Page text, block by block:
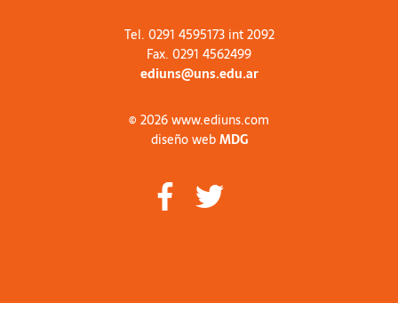
Tel. 0291 4595173 int 2092
Fax. 0291 4562499
ediuns@uns.edu.ar
© 2026 www.ediuns.com
diseño webMDG